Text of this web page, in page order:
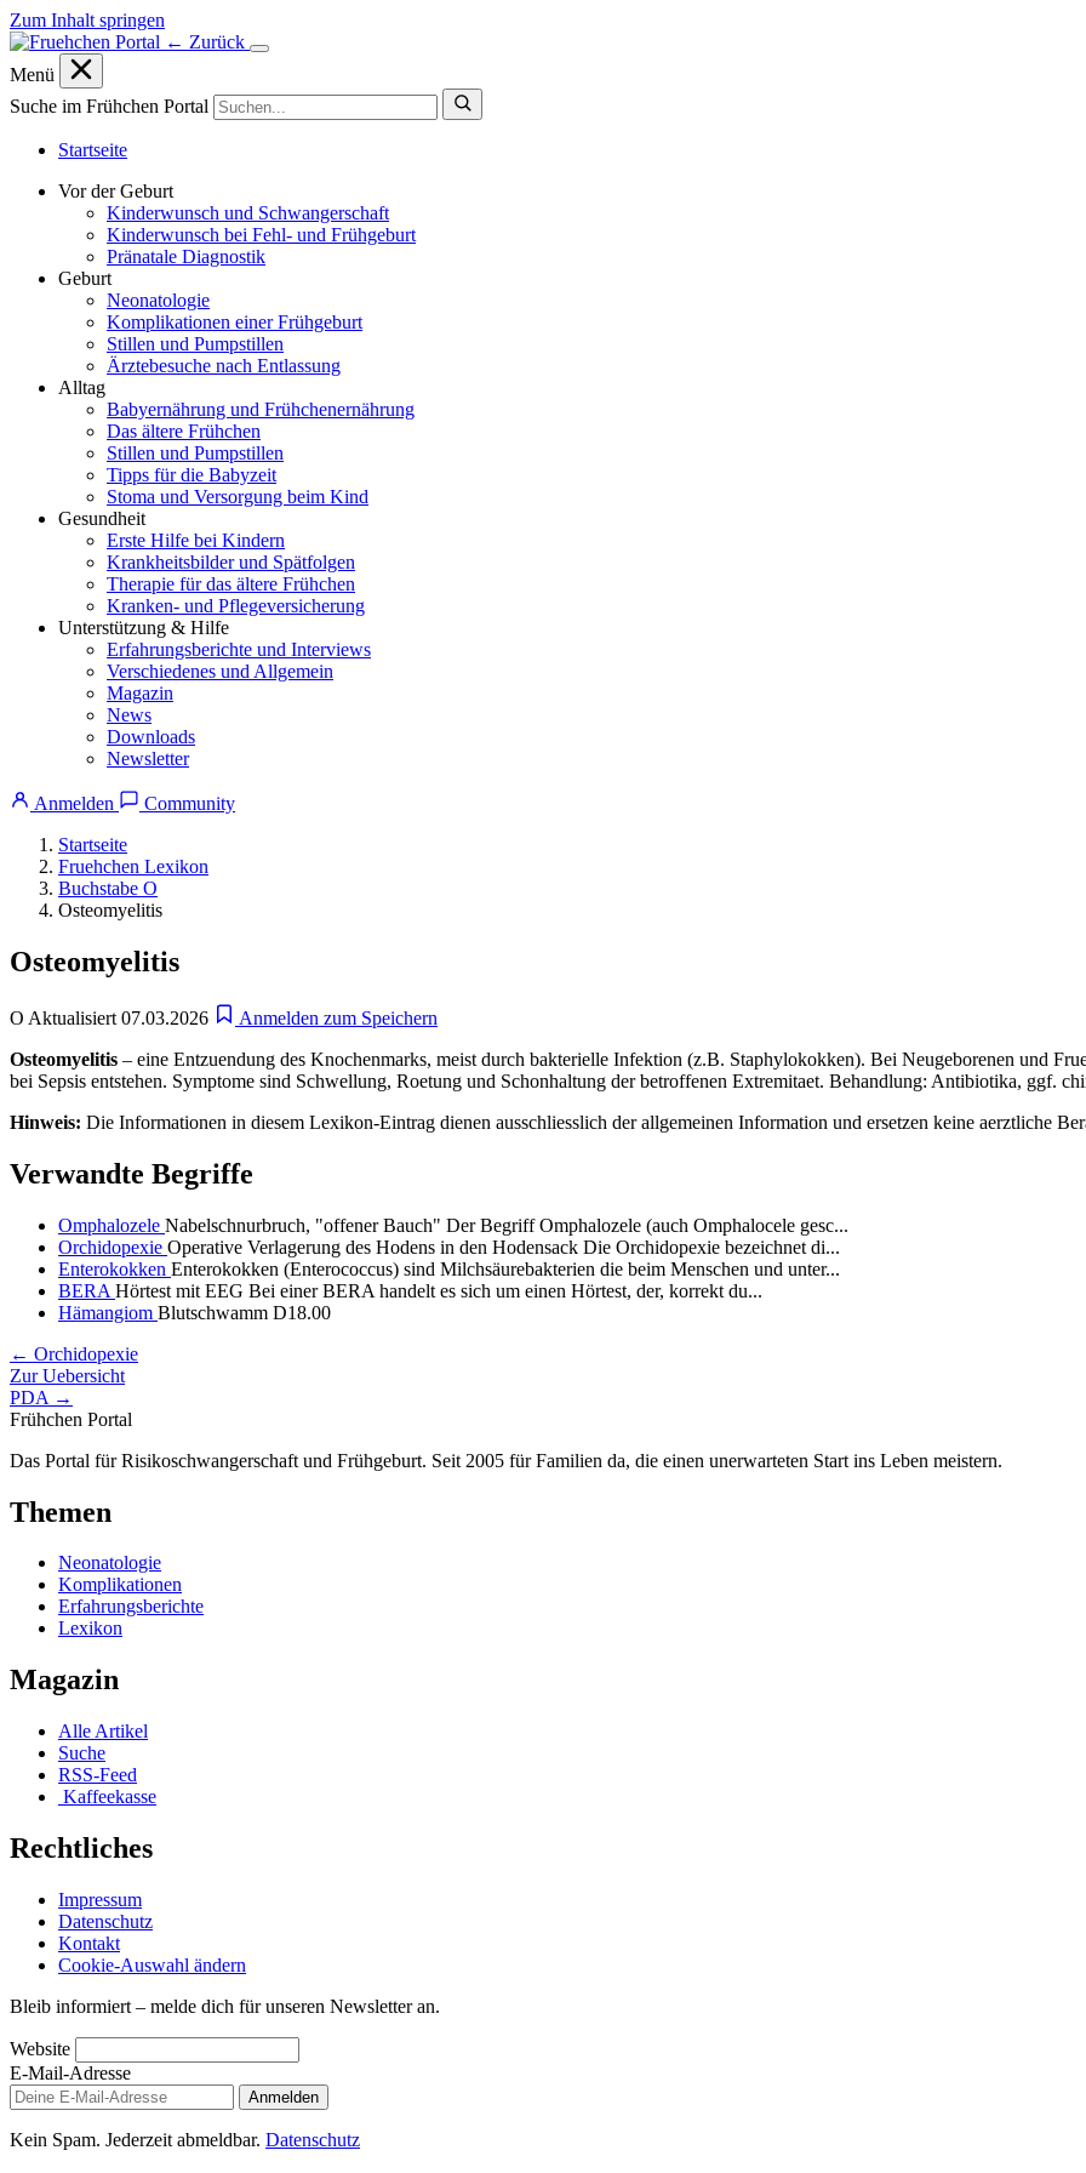
Zum Inhalt springen
← Zurück
Menü
Suche im Frühchen Portal
Startseite
Vor der Geburt
Kinderwunsch und Schwangerschaft
Kinderwunsch bei Fehl- und Frühgeburt
Pränatale Diagnostik
Geburt
Neonatologie
Komplikationen einer Frühgeburt
Stillen und Pumpstillen
Ärztebesuche nach Entlassung
Alltag
Babyernährung und Frühchenernährung
Das ältere Frühchen
Stillen und Pumpstillen
Tipps für die Babyzeit
Stoma und Versorgung beim Kind
Gesundheit
Erste Hilfe bei Kindern
Krankheitsbilder und Spätfolgen
Therapie für das ältere Frühchen
Kranken- und Pflegeversicherung
Unterstützung & Hilfe
Erfahrungsberichte und Interviews
Verschiedenes und Allgemein
Magazin
News
Downloads
Newsletter
Anmelden
Community
Startseite
Fruehchen Lexikon
Buchstabe O
Osteomyelitis
Osteomyelitis
O Aktualisiert 07.03.2026
Anmelden zum Speichern
Osteomyelitis – eine Entzuendung des Knochenmarks, meist durch bakterielle Infektion (z.B. Staphylokokken). Bei Neugeborenen und
bei Sepsis entstehen. Symptome sind Schwellung, Roetung und Schonhaltung der betroffenen Extremitaet. Behandlung: Antibiotika, ggf.
Hinweis: Die Informationen in diesem Lexikon-Eintrag dienen ausschliesslich der allgemeinen Information und ersetzen keine aerztliche
Verwandte Begriffe
Omphalozele Nabelschnurbruch, "offener Bauch" Der Begriff Omphalozele (auch Omphalocele gesc...
Orchidopexie Operative Verlagerung des Hodens in den Hodensack Die Orchidopexie bezeichnet di...
Enterokokken Enterokokken (Enterococcus) sind Milchsäurebakterien die beim Menschen und unter...
BERA Hörtest mit EEG Bei einer BERA handelt es sich um einen Hörtest, der, korrekt du...
Hämangiom Blutschwamm D18.00
← Orchidopexie
Zur Uebersicht
PDA →
Frühchen Portal
Das Portal für Risikoschwangerschaft und Frühgeburt. Seit 2005 für Familien da, die einen unerwarteten Start ins Leben meistern.
Themen
Neonatologie
Komplikationen
Erfahrungsberichte
Lexikon
Magazin
Alle Artikel
Suche
RSS-Feed
Kaffeekasse
Rechtliches
Impressum
Datenschutz
Kontakt
Cookie-Auswahl ändern
Bleib informiert – melde dich für unseren Newsletter an.
Website
E-Mail-Adresse
Anmelden
Kein Spam. Jederzeit abmeldbar. Datenschutz